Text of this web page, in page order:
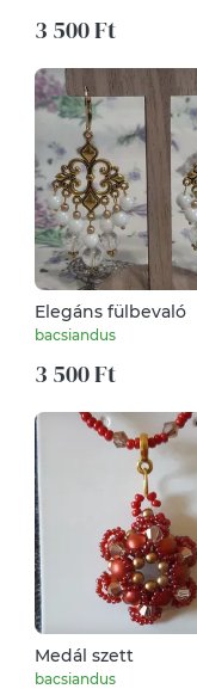
3 500 Ft
Elegáns fülbevaló
bacsiandus
3 500 Ft
Medál szett
bacsiandus